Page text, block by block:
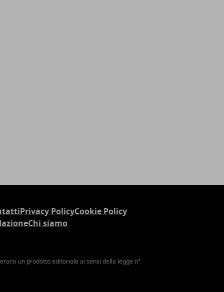
Privacy PolicyCookie Policy
Chi siamo
un prodotto editoriale ai sensi della legge n°